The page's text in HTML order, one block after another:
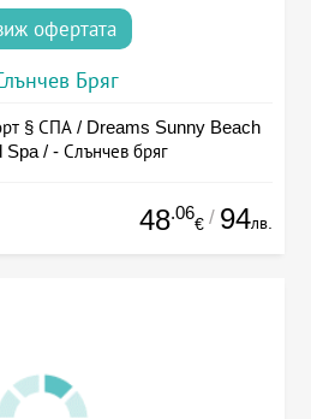
офертата
Бряг
§ СПА / Dreams Sunny Beach
/ - Слънчев бряг
48.06
€ / 94лв.